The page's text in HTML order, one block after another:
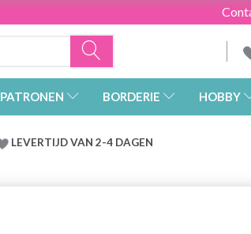
PATRONEN BORDERIE HOBBY
LEVERTIJD VAN 2-4 DAGEN